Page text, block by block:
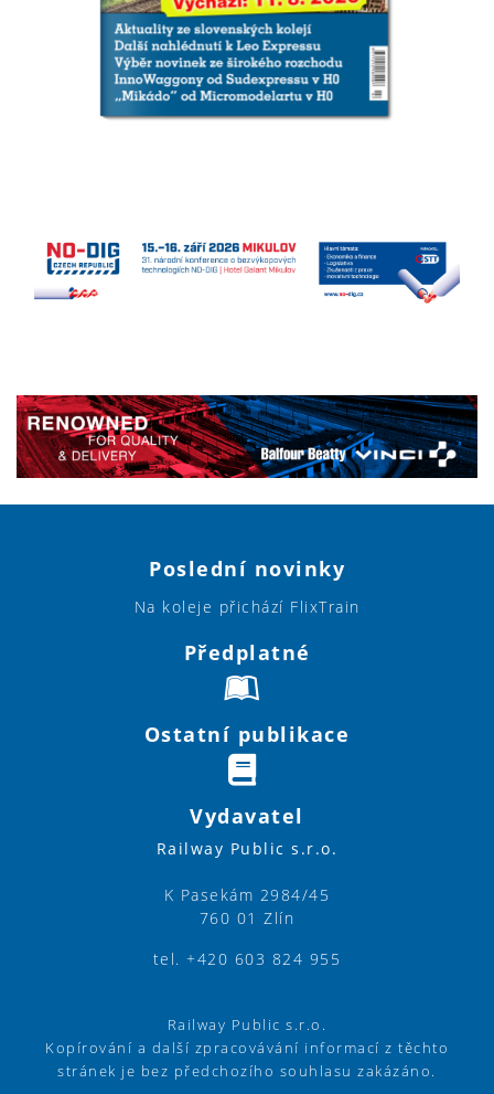
Poslední novinky
Na koleje přichází FlixTrain
Předplatné
Ostatní publikace
Vydavatel
Railway Public s.r.o.
K Pasekám 2984/45
760 01 Zlín
tel. +420 603 824 955
Railway Public s.r.o.
Kopírování a další zpracovávání informací z těchto
stránek je bez předchozího souhlasu zakázáno.